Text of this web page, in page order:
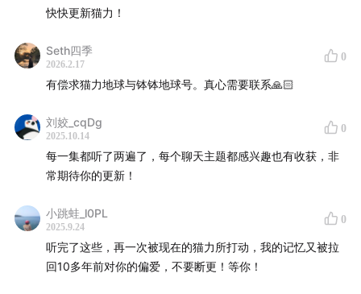
更多」、理解得更深？
你觉得追星、学韩文、出国、成为翻译，这整条路给了你
最珍贵的礼物是什么？
如果你可以回去对高中那时候的自己说一句话，你会说什
⊹ ⊹ ⊹ ⊹ ⊹ ⊹ ⊹ ⊹ ⊹ ⊹ ⊹ ⊹ ⊹ ⊹ ⊹ ⊹
本期节目录制与2025年6月6日
快快更新猫力！
Seth四季
2026.2.17
0
有偿求猫力地球与钵钵地球号。真心需要联系🙏🏻
刘姣_cqDg
2025.10.14
0
每一集都听了两遍了，每个聊天主题都感兴趣也有收获，非
常期待你的更新！
小跳蛙_l0PL
2025.9.24
0
听完了这些，再一次被现在的猫力所打动，我的记忆又被拉
回10多年前对你的偏爱，不要断更！等你！